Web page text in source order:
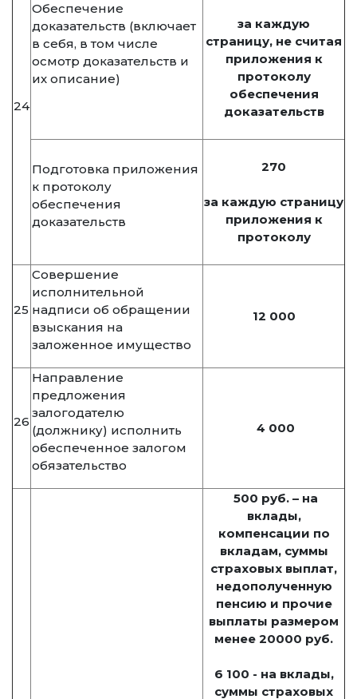
24
Обеспечение
доказательств (включает
в себя, в том числе
осмотр доказательств и
их описание)
за каждую
страницу, не считая
приложения к
протоколу
обеспечения
доказательств
Подготовка приложения
к протоколу
обеспечения
доказательств
270
за каждую страницу
приложения к
протоколу
25
Совершение
исполнительной
надписи об обращении
взыскания на
заложенное имущество
12 000
26
Направление
предложения
залогодателю
(должнику) исполнить
обеспеченное залогом
обязательство
4 000
500 руб. – на
вклады,
компенсации по
вкладам, суммы
страховых выплат,
недополученную
пенсию и прочие
выплаты размером
менее 20000 руб.
6 100 - на вклады,
суммы страховых